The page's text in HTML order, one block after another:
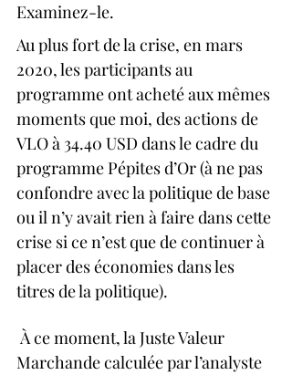
Examinez-le.
Au plus fort de la crise, en mars
2020, les participants au
programme ont acheté aux mêmes
moments que moi, des actions de
VLO à 34.40 USD dans le cadre du
programme Pépites d’Or (à ne pas
confondre avec la politique de base
ou il n’y avait rien à faire dans cette
crise si ce n’est que de continuer à
placer des économies dans les
titres de la politique).
Marchande calculée par l’analyste